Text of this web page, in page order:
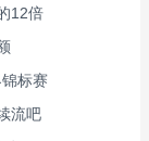
12倍
标赛
流吧